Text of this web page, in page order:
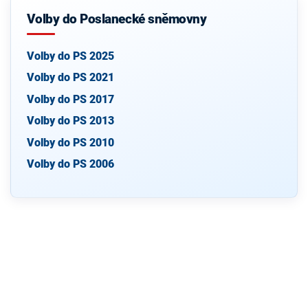
Volby do Poslanecké sněmovny
Volby do PS 2025
Volby do PS 2021
Volby do PS 2017
Volby do PS 2013
Volby do PS 2010
Volby do PS 2006